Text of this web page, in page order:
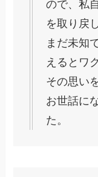
ので、私
を取り戻
まだ未知
えるとワ
その思い
お世話に
た。